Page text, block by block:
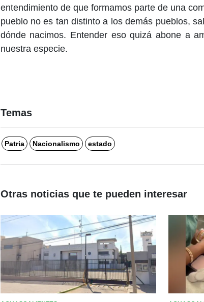
entendimiento de que formamos parte de una
pueblo no es tan distinto a los demás pueblos,
dónde nacimos. Entender eso quizá abone a
nuestra especie.
Temas
Patria Nacionalismo estado
Otras noticias que te pueden interesar